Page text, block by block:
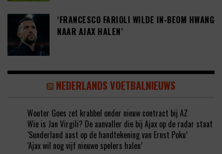
‘FRANCESCO FARIOLI WILDE IN-BEOM HWANG
NAAR AJAX HALEN’
NEDERLANDS VOETBALNIEUWS
Wouter Goes zet krabbel onder nieuw contract bij AZ
Wie is Jan Virgili? De aanvaller die bij Ajax op de radar staat
‘Sunderland aast op de handtekening van Ernst Poku’
‘Ajax wil nog vijf nieuwe spelers halen’